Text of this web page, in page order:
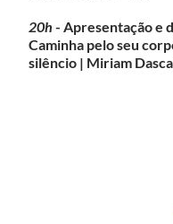
20h - Apresentação e
Caminha pelo seu
silêncio | Miriam